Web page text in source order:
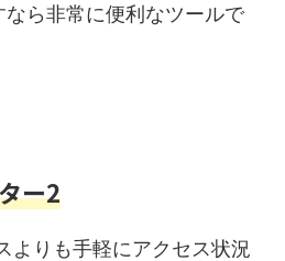
ら非常に便利なツールで
ー2
よりも手軽にアクセス状況